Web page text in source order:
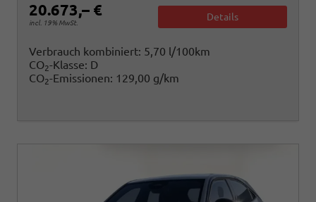
20.673,– €
incl. 19% MwSt.
Details
Verbrauch kombiniert: 5,70 l/100km
CO2-Klasse: D
CO2-Emissionen: 129,00 g/km